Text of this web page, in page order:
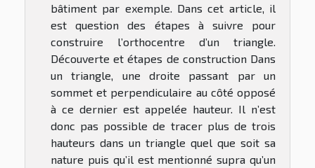
bâtiment par exemple. Dans cet article, il
est question des étapes à suivre pour
construire l’orthocentre d’un triangle.
Découverte et étapes de construction Dans
un triangle, une droite passant par un
sommet et perpendiculaire au côté opposé
à ce dernier est appelée hauteur. Il n’est
donc pas possible de tracer plus de trois
hauteurs dans un triangle quel que soit sa
nature puis qu’il est mentionné supra qu’un